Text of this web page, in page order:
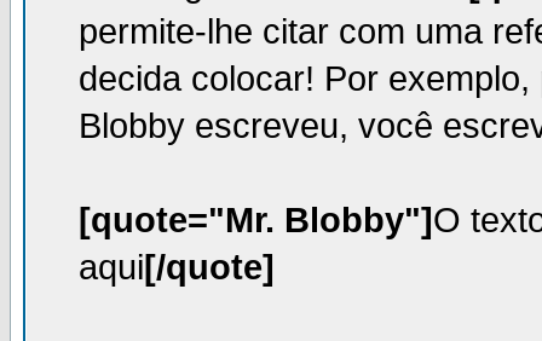
permite-lhe citar com uma
decida colocar! Por
Blobby escreveu, você
[quote="Mr. Blobby"]O
aqui[/quote]